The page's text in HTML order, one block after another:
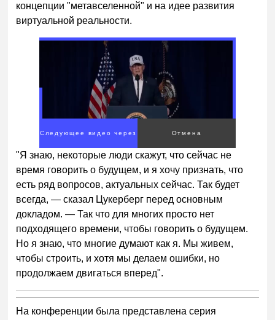
концепции "метавселенной" и на идее развития
виртуальной реальности.
"Я знаю, некоторые люди скажут, что сейчас не
время говорить о будущем, и я хочу признать, что
есть ряд вопросов, актуальных сейчас. Так будет
всегда, — сказал Цукерберг перед основным
докладом. — Так что для многих просто нет
подходящего времени, чтобы говорить о будущем.
Но я знаю, что многие думают как я. Мы живем,
чтобы строить, и хотя мы делаем ошибки, но
продолжаем двигаться вперед".
На конференции была представлена серия